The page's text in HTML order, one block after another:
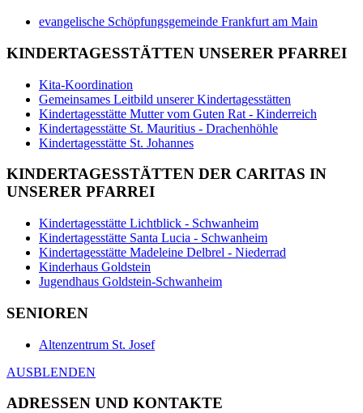
evangelische Schöpfungsgemeinde Frankfurt am Main
KINDERTAGESSTÄTTEN UNSERER PFARREI
Kita-Koordination
Gemeinsames Leitbild unserer Kindertagesstätten
Kindertagesstätte Mutter vom Guten Rat - Kinderreich
Kindertagesstätte St. Mauritius - Drachenhöhle
Kindertagesstätte St. Johannes
KINDERTAGESSTÄTTEN DER CARITAS IN
UNSERER PFARREI
Kindertagesstätte Lichtblick - Schwanheim
Kindertagesstätte Santa Lucia - Schwanheim
Kindertagesstätte Madeleine Delbrel - Niederrad
Kinderhaus Goldstein
Jugendhaus Goldstein-Schwanheim
SENIOREN
Altenzentrum St. Josef
AUSBLENDEN
ADRESSEN UND KONTAKTE